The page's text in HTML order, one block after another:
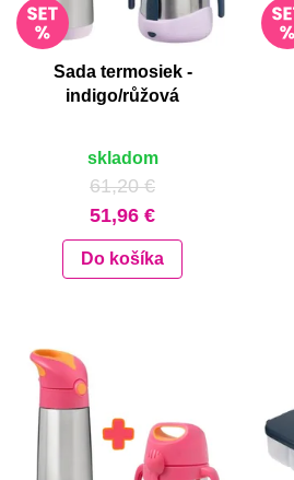
Sada termosiek -
indigo/růžová
skladom
61,20 €
51,96 €
Do košíka